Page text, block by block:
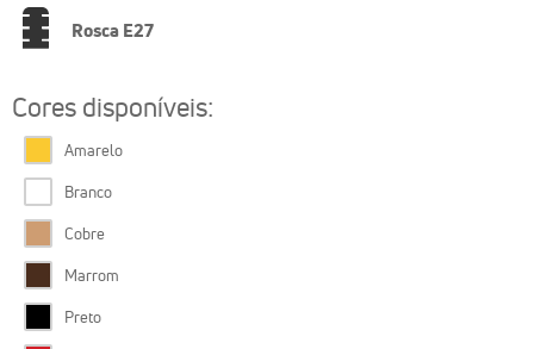
Rosca E27
Cores disponíveis:
Amarelo
Branco
Cobre
Marrom
Preto